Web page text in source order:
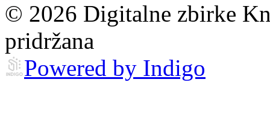
© 2026 Digitalne zbirke
pridržana
Powered by Indigo